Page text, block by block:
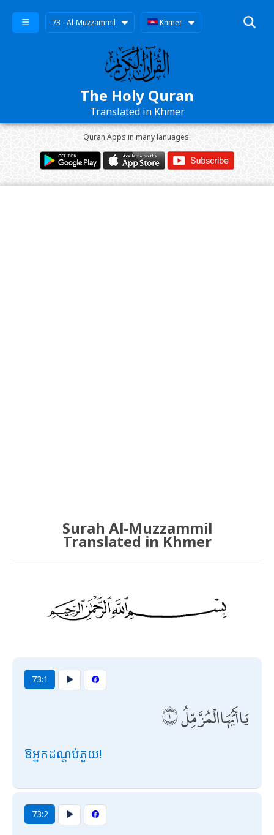
73 - Al-Muzzammil Khmer
The Holy Quran
Translated in Khmer
Quran Apps in many lanuages:
Surah Al-Muzzammil
Translated in Khmer
73:1
يَا أَيُّهَا الْمُزَّمِّلُ
ឱអ្នកដណ្តប់ភួយ!
73:2